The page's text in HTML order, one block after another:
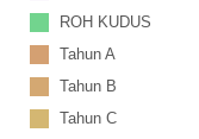
ROH KUDUS
Tahun A
Tahun B
Tahun C